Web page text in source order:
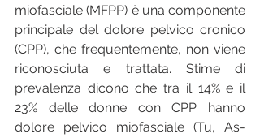
miofasciale (MFPP) è una componente
principale del dolore pelvico cronico
(CPP), che frequentemente, non viene
riconosciuta e trattata. Stime di
prevalenza dicono che tra il 14% e il
23% delle donne con CPP hanno
dolore pelvico miofasciale (Tu, As-